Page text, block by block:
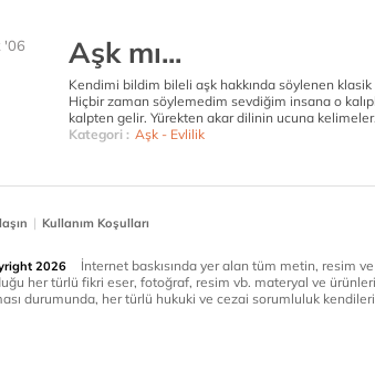
'06 Aşk mı...
Kendimi bildim bileli aşk hakkında söylenen
Hiçbir zaman söylemedim sevdiğim insana o
kalpten gelir. Yürekten akar dilinin ucuna
Kategori : Aşk - Evlilik
| Kullanım Koşulları
2026
İnternet baskısında yer alan tüm metin, resim
her türlü fikri eser, fotoğraf, resim vb. materyal ve
durumunda, her türlü hukuki ve cezai sorumluluk